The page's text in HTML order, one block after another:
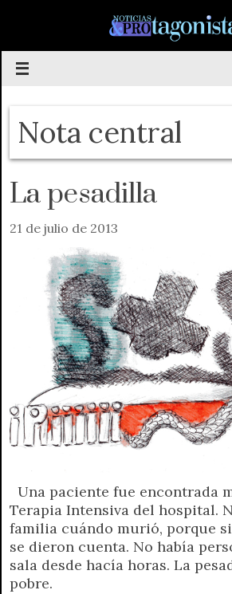
contenido
Nota central
La pesadilla
21 de julio de 2013
Una paciente fue encontrada
Terapia Intensiva del hospital.
familia cuándo murió, porque
se dieron cuenta. No había
sala desde hacía horas. La
pobre.